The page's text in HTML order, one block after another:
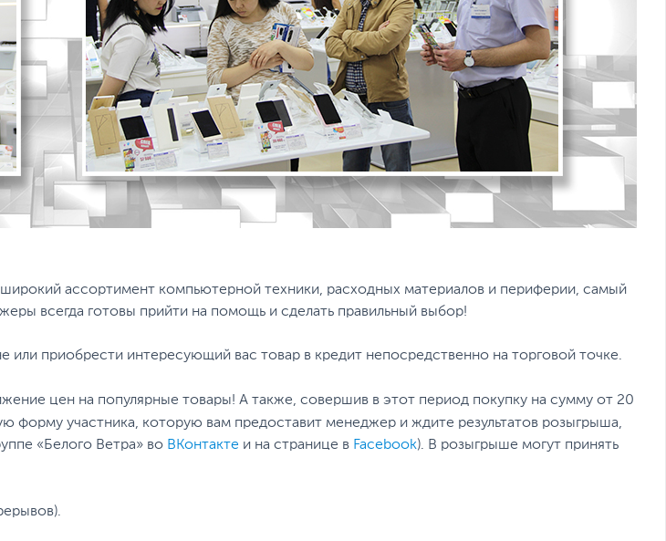
ассортимент компьютерной техники, расходных материалов и периферии, самый
всегда готовы прийти на помощь и сделать правильный выбор!
или приобрести интересующий вас товар в кредит непосредственно на торговой точке.
цен на популярные товары! А также, совершив в этот период покупку на сумму от 20
форму участника, которую вам предоставит менеджер и ждите результатов розыгрыша,
«Белого Ветра» во ВКонтакте и на странице в Facebook). В розыгрыше могут принять